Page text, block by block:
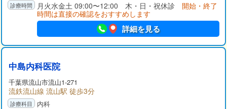
月火水金土 09:00〜12:00 木・日・祝休診 開始・終了
時間は直接の確認をおすすめします
詳細を見る
中島内科医院
千葉県流山市流山1-271
流鉄流山線 流山駅 徒歩3分
内科